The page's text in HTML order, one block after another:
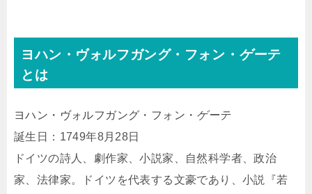
ヨハン・ヴォルフガング・フォン・ ゲーテ
とは
ヨハン・ヴォルフガング・フォン・ ゲーテ
誕生日：1749年8月28日
ドイツの詩人、劇作家、小説家、自然科学者、政治
家、法律家。ドイツを代表する文豪であり、小説『若